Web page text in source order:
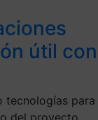
útil con
tecnologías para
del proyecto